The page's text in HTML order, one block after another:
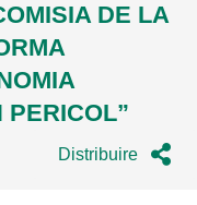
DE LA
PERICOL”
Distribuire